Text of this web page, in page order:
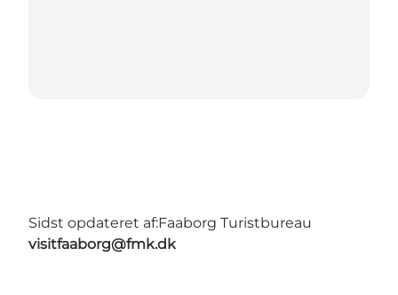
Sidst opdateret af:Faaborg Turistbureau
visitfaaborg@fmk.dk